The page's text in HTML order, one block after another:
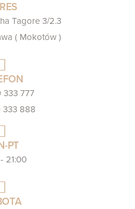
Tagore 3/2.3
( Mokotów )
333 777
333 888
PT
21:00